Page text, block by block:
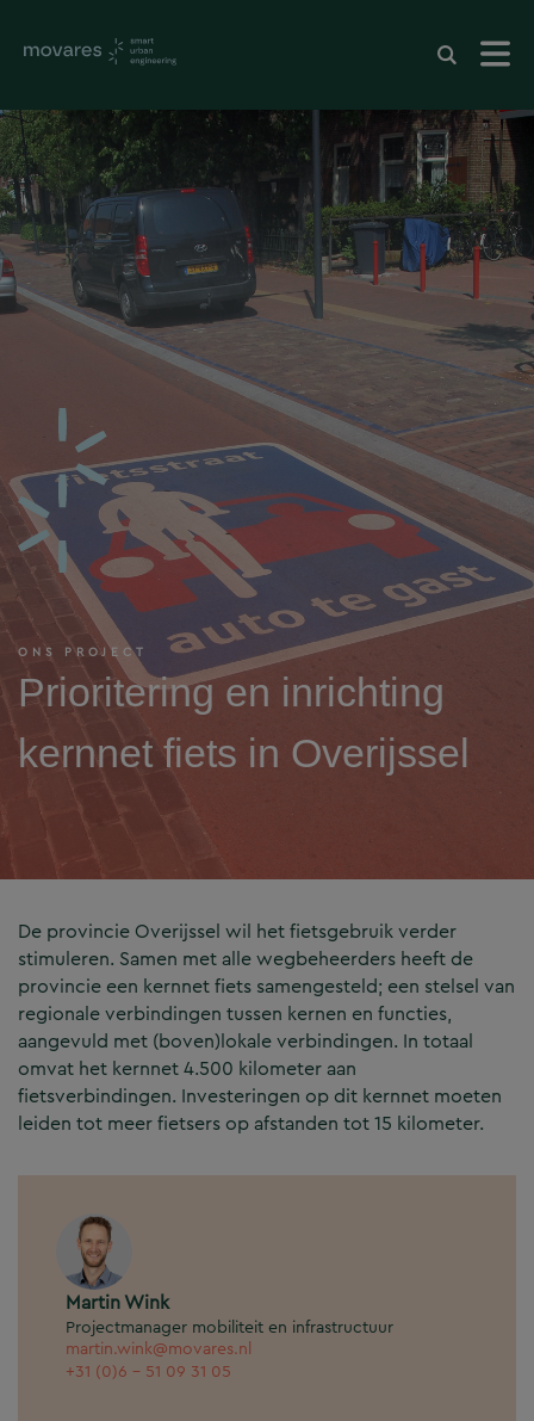
ONS PROJECT
Prioritering en inrichting
kernnet fiets in Overijssel
De provincie Overijssel wil het fietsgebruik verder
stimuleren. Samen met alle wegbeheerders heeft de
provincie een kernnet fiets samengesteld; een stelsel van
regionale verbindingen tussen kernen en functies,
aangevuld met (boven)lokale verbindingen. In totaal
omvat het kernnet 4.500 kilometer aan
fietsverbindingen. Investeringen op dit kernnet moeten
leiden tot meer fietsers op afstanden tot 15 kilometer.
Martin Wink
Projectmanager mobiliteit en infrastructuur
martin.wink@movares.nl
+31 (0)6 - 51 09 31 05